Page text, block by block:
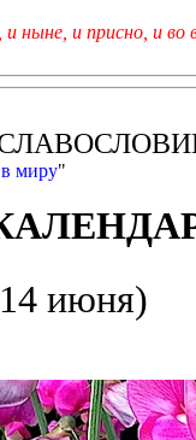
и присно, и во
миру"
июня)